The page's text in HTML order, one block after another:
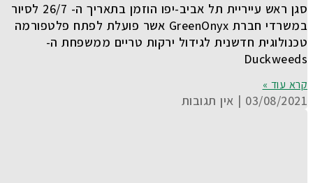
סגן ראש עייריית תל אביב-יפו הוזמן בתאריך ה- 26/7 לסיור
במשרדי חברת GreenOnyx אשר פועלת לפתח פלטפורמה
טכנולוגית חדשנית לגידול ירקות טריים ממשפחת ה-
Duckweeds
קרא עוד »
03/08/2021 אין תגובות